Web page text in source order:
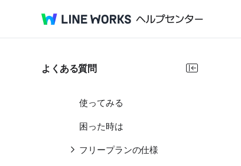
よくある質問
使ってみる
困った時は
フリープランの仕様